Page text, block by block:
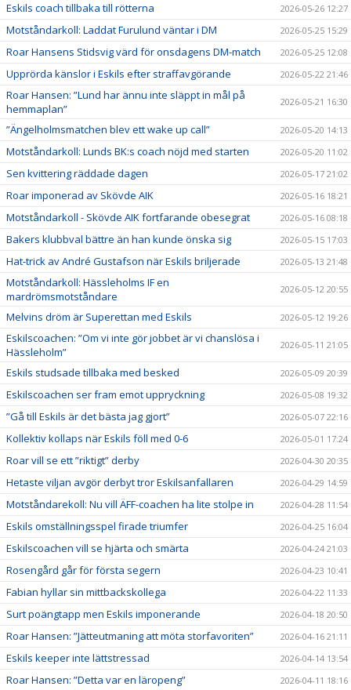
Eskils coach tillbaka till rötterna 2026-05-26 12:27
Motståndarkoll: Laddat Furulund väntar i DM 2026-05-25 15:29
Roar Hansens Stidsvig värd för onsdagens DM-match 2026-05-25 12:08
Upprörda känslor i Eskils efter straffavgörande 2026-05-22 21:46
Roar Hansen: ”Lund har ännu inte släppt in mål på
hemmaplan”
2026-05-21 16:30
”Ängelholmsmatchen blev ett wake up call” 2026-05-20 14:13
Motståndarkoll: Lunds BK:s coach nöjd med starten 2026-05-20 11:02
Sen kvittering räddade dagen 2026-05-17 21:02
Roar imponerad av Skövde AIK 2026-05-16 18:21
Motståndarkoll - Skövde AIK fortfarande obesegrat 2026-05-16 08:18
Bakers klubbval bättre än han kunde önska sig 2026-05-15 17:03
Hat-trick av André Gustafson när Eskils briljerade 2026-05-13 21:48
Motståndarkoll: Hässleholms IF en
mardrömsmotståndare
2026-05-12 20:55
Melvins dröm är Superettan med Eskils 2026-05-12 19:26
Eskilscoachen: ”Om vi inte gör jobbet är vi chanslösa i
Hässleholm”
2026-05-11 21:05
Eskils studsade tillbaka med besked 2026-05-09 20:39
Eskilscoachen ser fram emot uppryckning 2026-05-08 19:32
”Gå till Eskils är det bästa jag gjort” 2026-05-07 22:16
Kollektiv kollaps när Eskils föll med 0-6 2026-05-01 17:24
Roar vill se ett ”riktigt” derby 2026-04-30 20:35
Hetaste viljan avgör derbyt tror Eskilsanfallaren 2026-04-29 14:59
Motståndarekoll: Nu vill ÄFF-coachen ha lite stolpe in 2026-04-28 11:54
Eskils omställningsspel firade triumfer 2026-04-25 16:04
Eskilscoachen vill se hjärta och smärta 2026-04-24 21:03
Rosengård går för första segern 2026-04-23 10:41
Fabian hyllar sin mittbackskollega 2026-04-22 11:33
Surt poängtapp men Eskils imponerande 2026-04-18 20:50
Roar Hansen: ”Jätteutmaning att möta storfavoriten” 2026-04-16 21:11
Eskils keeper inte lättstressad 2026-04-14 13:54
Roar Hansen: ”Detta var en läropeng” 2026-04-11 18:16